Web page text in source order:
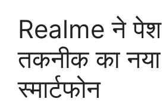
Realme ने पेश
तकनीक का नया
स्मार्टफोन